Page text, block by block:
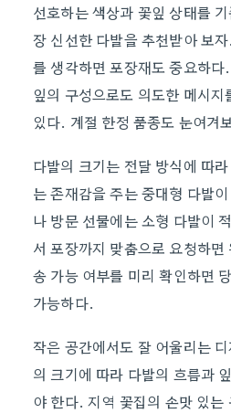
선호하는 색상과 꽃잎 상태를
장 신선한 다발을 추천받아 보
를 생각하면 포장재도 중요하
잎의 구성으로도 의도한 메시
있다. 계절 한정 품종도 눈여겨
다발의 크기는 전달 방식에 따
는 존재감을 주는 중대형 다발
나 방문 선물에는 소형 다발이
서 포장까지 맞춤으로 요청하
송 가능 여부를 미리 확인하면
가능하다.
작은 공간에서도 잘 어울리는
의 크기에 따라 다발의 흐름과
야 한다. 지역 꽃집의 손맛 있는